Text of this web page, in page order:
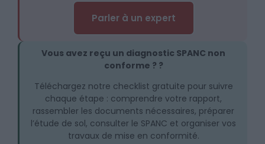
Parler à un expert
Vous avez reçu un diagnostic SPANC non
conforme ? ?
Téléchargez notre checklist gratuite pour suivre
chaque étape : comprendre votre rapport,
rassembler les documents nécessaires, préparer
l’étude de sol, consulter le SPANC et organiser vos
travaux de mise en conformité.